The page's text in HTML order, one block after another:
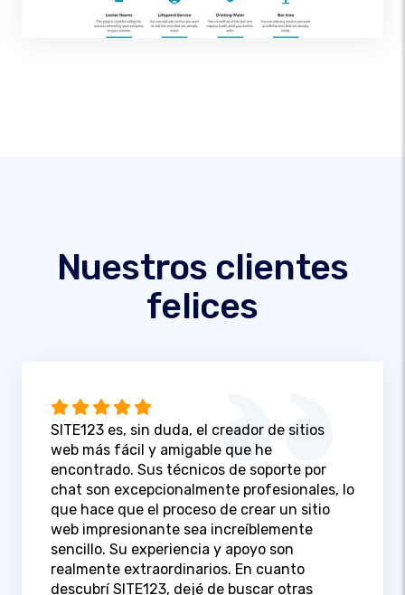
Nuestros clientes
felices
SITE123 es, sin duda, el creador de sitios
web más fácil y amigable que he
encontrado. Sus técnicos de soporte por
chat son excepcionalmente profesionales, lo
que hace que el proceso de crear un sitio
web impresionante sea increíblemente
sencillo. Su experiencia y apoyo son
realmente extraordinarios. En cuanto
descubrí SITE123, dejé de buscar otras